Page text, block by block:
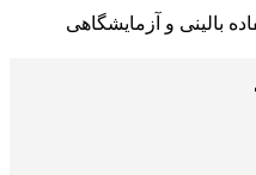
بالینی و آزمایشگاهی